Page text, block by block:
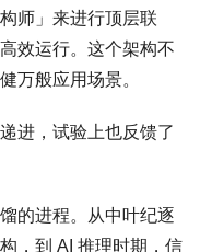
师」来进行顶层联
效运行。这个架构不
万般应用场景。
进，试验上也反馈了
的进程。从中叶纪逐
，到 AI 推理时期，信